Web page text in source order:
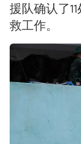
援队确认了
救工作。